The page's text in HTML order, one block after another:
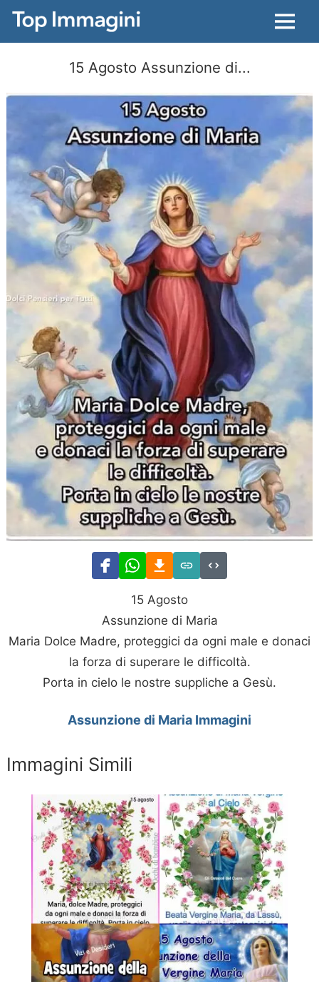
Menu
15 Agosto Assunzione di...
15 Agosto
Assunzione di Maria
Maria Dolce Madre, proteggici da ogni male e donaci
la forza di superare le difficoltà.
Porta in cielo le nostre suppliche a Gesù.
Assunzione di Maria Immagini
Immagini Simili